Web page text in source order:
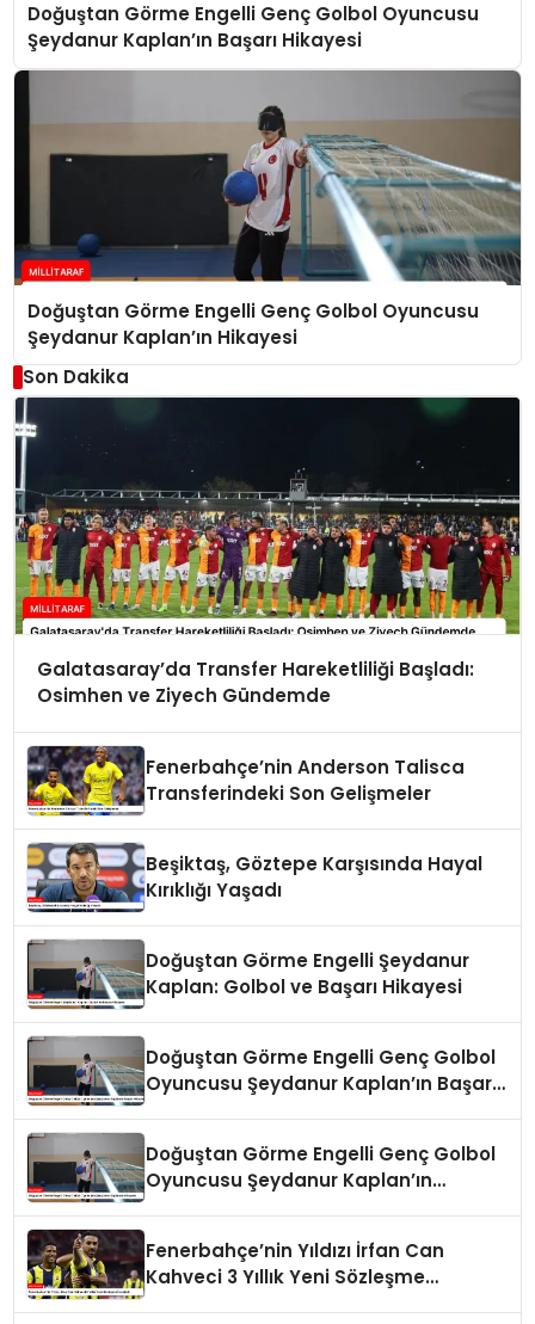
Doğuştan Görme Engelli Genç Golbol Oyuncusu
Şeydanur Kaplan’ın Başarı Hikayesi
Doğuştan Görme Engelli Genç Golbol Oyuncusu
Şeydanur Kaplan’ın Hikayesi
Son Dakika
Galatasaray’da Transfer Hareketliliği Başladı:
Osimhen ve Ziyech Gündemde
Fenerbahçe’nin Anderson Talisca
Transferindeki Son Gelişmeler
Beşiktaş, Göztepe Karşısında Hayal
Kırıklığı Yaşadı
Doğuştan Görme Engelli Şeydanur
Kaplan: Golbol ve Başarı Hikayesi
Doğuştan Görme Engelli Genç Golbol
Oyuncusu Şeydanur Kaplan’ın Başarı
Doğuştan Görme Engelli Genç Golbol
Oyuncusu Şeydanur Kaplan’ın
Fenerbahçe’nin Yıldızı İrfan Can
Kahveci 3 Yıllık Yeni Sözleşme